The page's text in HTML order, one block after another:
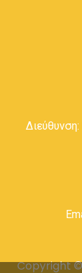
Copyright ©